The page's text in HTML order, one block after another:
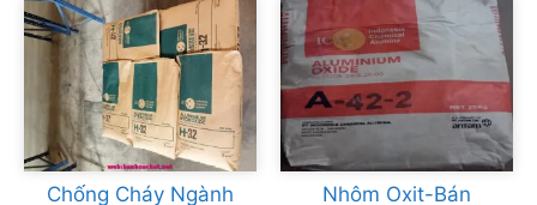
Chống Cháy Ngành
Nhôm Oxit-Bán